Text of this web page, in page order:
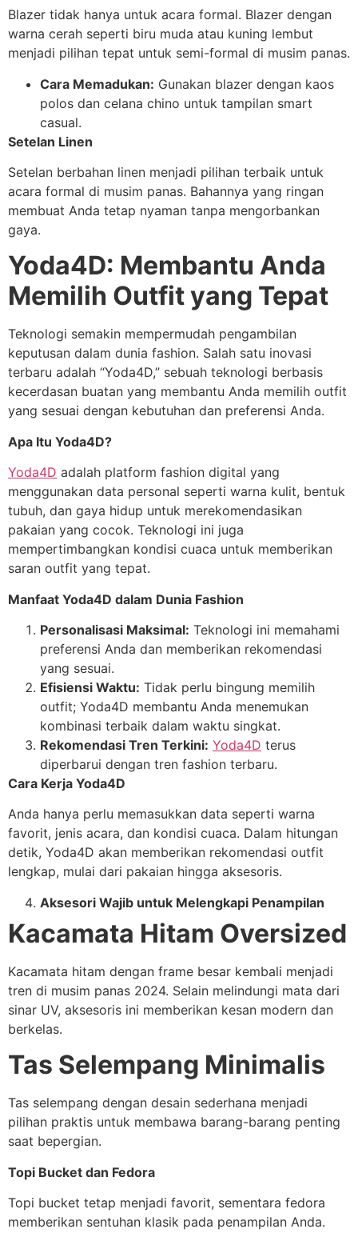
Blazer tidak hanya untuk acara formal. Blazer dengan
warna cerah seperti biru muda atau kuning lembut
menjadi pilihan tepat untuk semi-formal di musim panas.
Cara Memadukan: Gunakan blazer dengan kaos
polos dan celana chino untuk tampilan smart
casual.
Setelan Linen
Setelan berbahan linen menjadi pilihan terbaik untuk
acara formal di musim panas. Bahannya yang ringan
membuat Anda tetap nyaman tanpa mengorbankan
gaya.
Yoda4D: Membantu Anda
Memilih Outfit yang Tepat
Teknologi semakin mempermudah pengambilan
keputusan dalam dunia fashion. Salah satu inovasi
terbaru adalah “Yoda4D,” sebuah teknologi berbasis
kecerdasan buatan yang membantu Anda memilih outfit
yang sesuai dengan kebutuhan dan preferensi Anda.
Apa Itu Yoda4D?
Yoda4D adalah platform fashion digital yang
menggunakan data personal seperti warna kulit, bentuk
tubuh, dan gaya hidup untuk merekomendasikan
pakaian yang cocok. Teknologi ini juga
mempertimbangkan kondisi cuaca untuk memberikan
saran outfit yang tepat.
Manfaat Yoda4D dalam Dunia Fashion
Personalisasi Maksimal: Teknologi ini memahami
preferensi Anda dan memberikan rekomendasi
yang sesuai.
Efisiensi Waktu: Tidak perlu bingung memilih
outfit; Yoda4D membantu Anda menemukan
kombinasi terbaik dalam waktu singkat.
Rekomendasi Tren Terkini: Yoda4D terus
diperbarui dengan tren fashion terbaru.
Cara Kerja Yoda4D
Anda hanya perlu memasukkan data seperti warna
favorit, jenis acara, dan kondisi cuaca. Dalam hitungan
detik, Yoda4D akan memberikan rekomendasi outfit
lengkap, mulai dari pakaian hingga aksesoris.
Aksesori Wajib untuk Melengkapi Penampilan
Kacamata Hitam Oversized
Kacamata hitam dengan frame besar kembali menjadi
tren di musim panas 2024. Selain melindungi mata dari
sinar UV, aksesoris ini memberikan kesan modern dan
berkelas.
Tas Selempang Minimalis
Tas selempang dengan desain sederhana menjadi
pilihan praktis untuk membawa barang-barang penting
saat bepergian.
Topi Bucket dan Fedora
Topi bucket tetap menjadi favorit, sementara fedora
memberikan sentuhan klasik pada penampilan Anda.